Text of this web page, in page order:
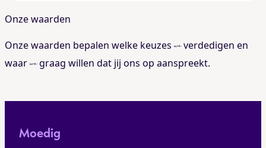
Onze waarden
Onze waarden bepalen welke keuzes weverdedigen en
waarwegraag willen dat jij ons op aanspreekt.
Moedig